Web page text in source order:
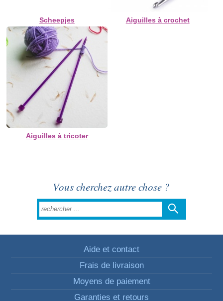
Scheepjes Aiguilles à crochet
Aiguilles à tricoter
Vous cherchez autre chose ?
Aide et contact
Frais de livraison
Moyens de paiement
Garanties et retours